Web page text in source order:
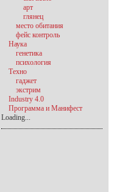
арт
глянец
место обитания
фейс контроль
Наука
генетика
психология
Техно
гаджет
экстрим
Industry 4.0
Программа и Манифест
Loading...